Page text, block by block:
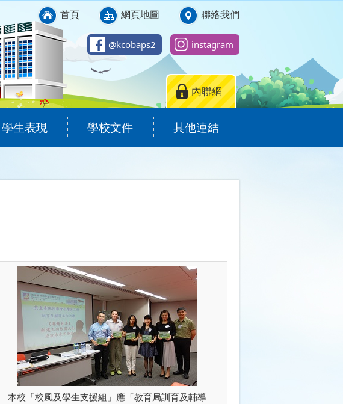
首頁 網頁地圖 聯絡我們
@kcobaps2 instagram
內聯網
學生表現 學校文件 其他連結
本校「校風及學生支援組」應「教育局訓育及輔導